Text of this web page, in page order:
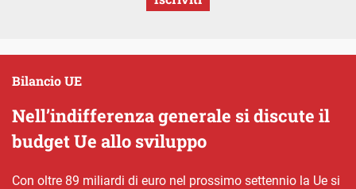
Nell’indifferenza generale si discute il
budget Ue allo sviluppo
Bilancio UE
Con oltre 89 miliardi di euro nel prossimo settennio la Ue si